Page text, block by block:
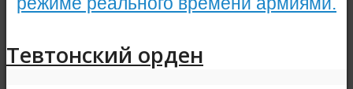
Тевтонский орден